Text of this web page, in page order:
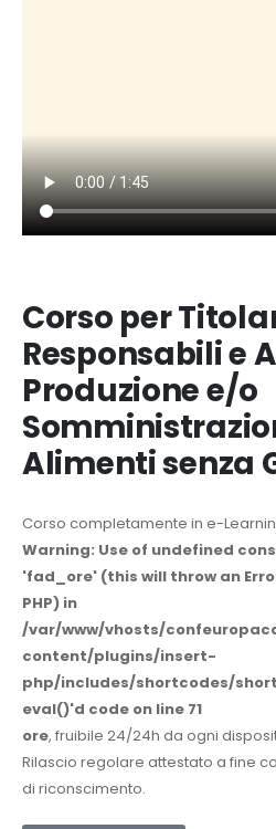
Corso per
Responsabili e
Produzione e/o
Alimenti senza
Corso completamente in e-
Warning: Use of undefined
'fad_ore' (this will throw an
PHP) in
/var/www/vhosts/
content/plugins/insert-
php/includes/shortcodes/
eval()'d code on line 71
ore, fruibile 24/24h da ogni
Rilascio regolare attestato a fine
di riconscimento.